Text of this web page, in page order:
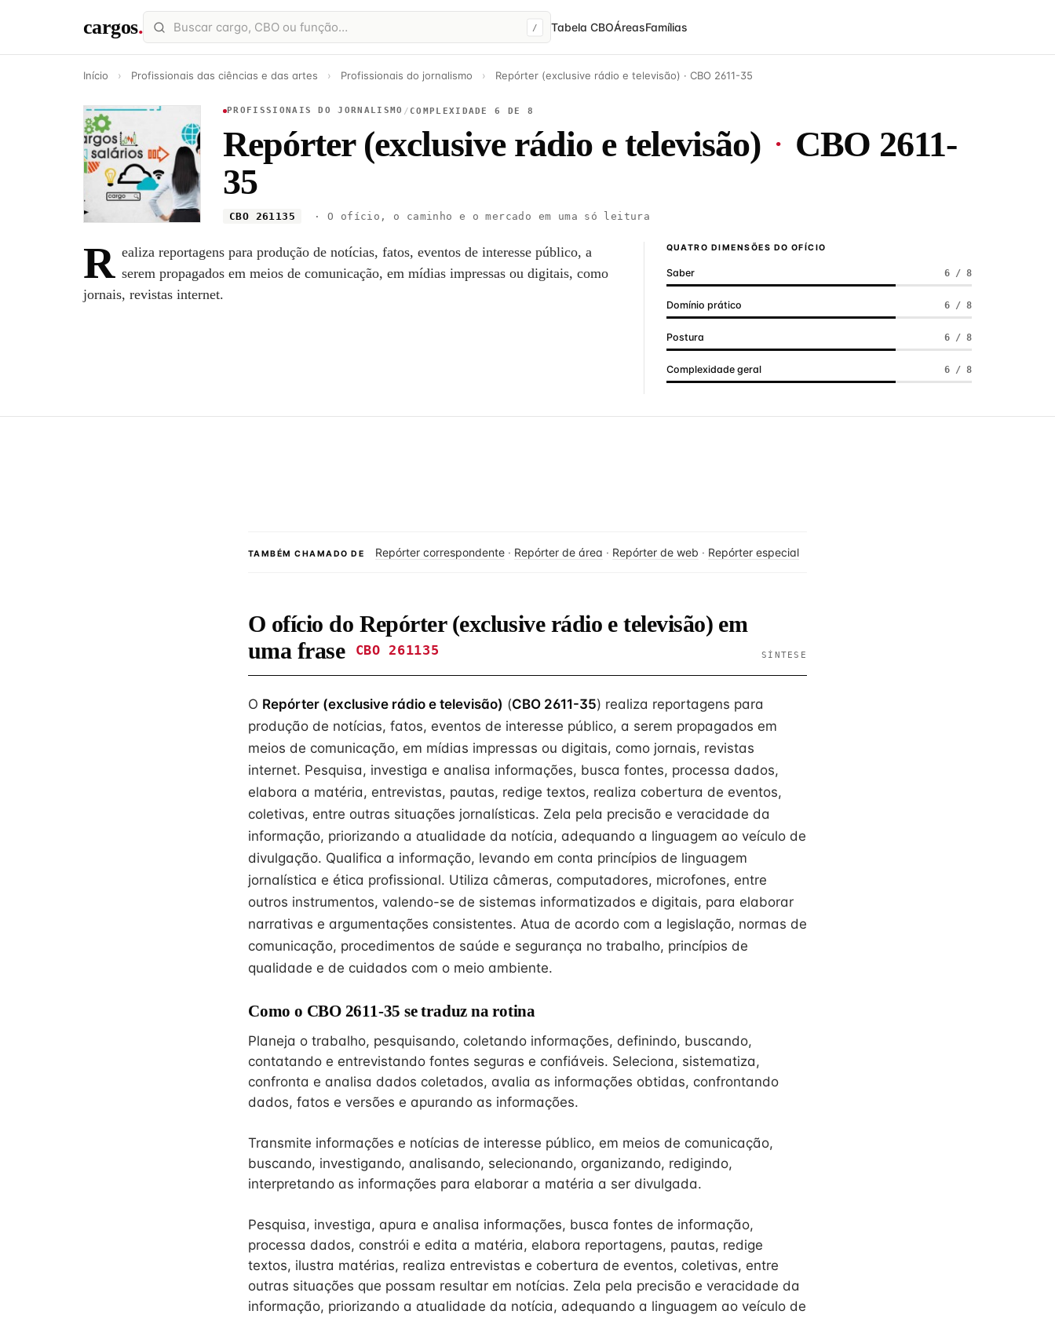
cargos. / Tabela CBOÁreasFamílias
Início › Profissionais das ciências e das artes › Profissionais do jornalismo › Repórter (exclusive rádio e televisão) · CBO 2611-35
PROFISSIONAIS DO JORNALISMO / COMPLEXIDADE 6 DE 8
Repórter (exclusive rádio e televisão) · CBO 2611-
35
CBO 261135 · O ofício, o caminho e o mercado em uma só leitura
R ealiza reportagens para produção de notícias, fatos, eventos de interesse público, a
serem propagados em meios de comunicação, em mídias impressas ou digitais, como
jornais, revistas internet.
QUATRO DIMENSÕES DO OFÍCIO
Saber 6 / 8
Domínio prático 6 / 8
Postura 6 / 8
Complexidade geral 6 / 8
TAMBÉM CHAMADO DE Repórter correspondente · Repórter de área · Repórter de web · Repórter especial
O ofício do Repórter (exclusive rádio e televisão) em
uma frase
CBO 261135 SÍNTESE
O Repórter (exclusive rádio e televisão) (CBO 2611-35) realiza reportagens para
produção de notícias, fatos, eventos de interesse público, a serem propagados em
meios de comunicação, em mídias impressas ou digitais, como jornais, revistas
internet. Pesquisa, investiga e analisa informações, busca fontes, processa dados,
elabora a matéria, entrevistas, pautas, redige textos, realiza cobertura de eventos,
coletivas, entre outras situações jornalísticas. Zela pela precisão e veracidade da
informação, priorizando a atualidade da notícia, adequando a linguagem ao veículo de
divulgação. Qualifica a informação, levando em conta princípios de linguagem
jornalística e ética profissional. Utiliza câmeras, computadores, microfones, entre
outros instrumentos, valendo-se de sistemas informatizados e digitais, para elaborar
narrativas e argumentações consistentes. Atua de acordo com a legislação, normas de
comunicação, procedimentos de saúde e segurança no trabalho, princípios de
qualidade e de cuidados com o meio ambiente.
Como o CBO 2611-35 se traduz na rotina
Planeja o trabalho, pesquisando, coletando informações, definindo, buscando,
contatando e entrevistando fontes seguras e confiáveis. Seleciona, sistematiza,
confronta e analisa dados coletados, avalia as informações obtidas, confrontando
dados, fatos e versões e apurando as informações.
Transmite informações e notícias de interesse público, em meios de comunicação,
buscando, investigando, analisando, selecionando, organizando, redigindo,
interpretando as informações para elaborar a matéria a ser divulgada.
Pesquisa, investiga, apura e analisa informações, busca fontes de informação,
processa dados, constrói e edita a matéria, elabora reportagens, pautas, redige
textos, ilustra matérias, realiza entrevistas e cobertura de eventos, coletivas, entre
outras situações que possam resultar em notícias. Zela pela precisão e veracidade da
informação, priorizando a atualidade da notícia, adequando a linguagem ao veículo de